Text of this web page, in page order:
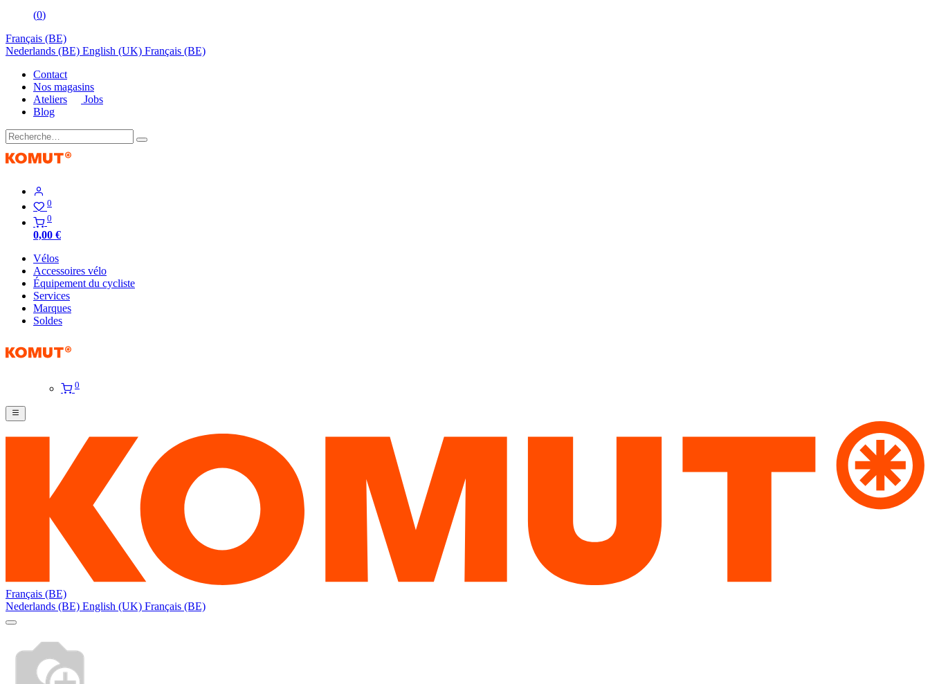
(0)
Français (BE)
Nederlands (BE) English (UK) Français (BE)
Contact
Nos magasins
Ateliers
Jobs
Blog
0
0
0,00 €
Vélos
Accessoires vélo
Équipement du cycliste
Services
Marques
Soldes
0
Français (BE)
Nederlands (BE) English (UK) Français (BE)